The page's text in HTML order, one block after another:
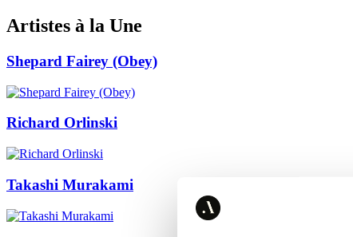
Artistes à la Une
Shepard Fairey (Obey)
Richard Orlinski
Takashi Murakami